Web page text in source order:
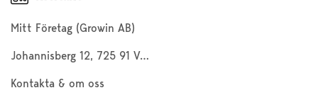
Mitt Företag (Growin AB)
Johannisberg 12, 725 91 Västerås
Kontakta & om oss